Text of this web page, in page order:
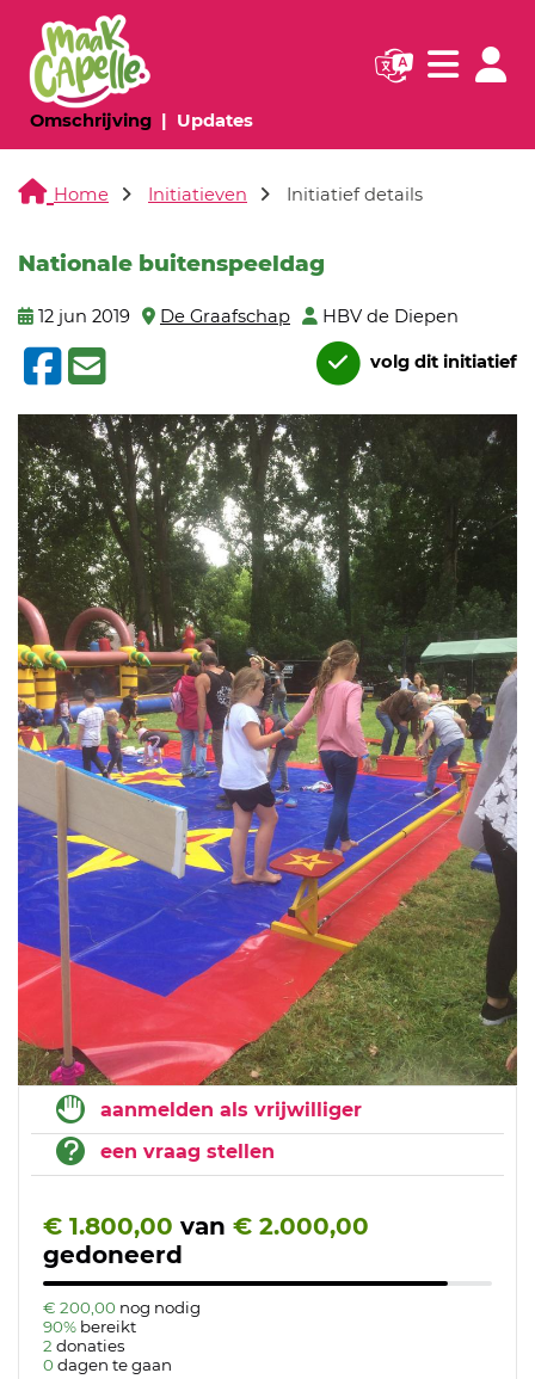
Omschrijving(huidige pagina)
Updates(huidige pagina)
Navigatie
Home Initiatieven Initiatief details
Nationale buitenspeeldag
12 jun 2019 De Graafschap HBV de Diepen
volg dit initiatief
aanmelden als vrijwilliger
een vraag stellen
€ 1.800,00 van € 2.000,00
gedoneerd
€ 200,00 nog nodig
90% bereikt
2 donaties
0 dagen te gaan